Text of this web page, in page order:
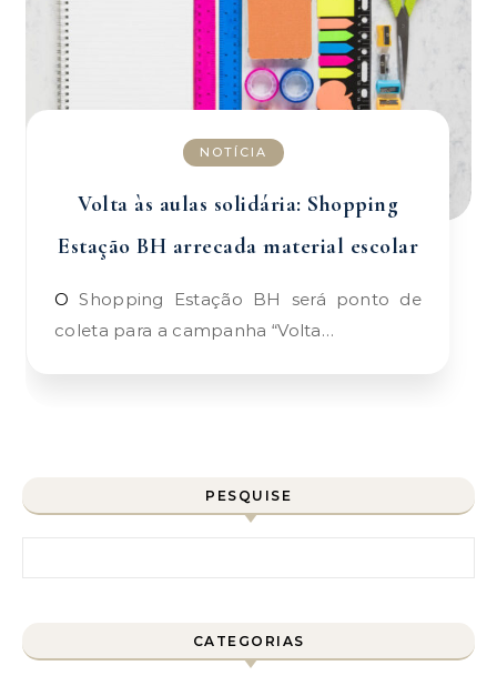
NOTÍCIA
Volta às aulas solidária: Shopping
Estação BH arrecada material escolar
O Shopping Estação BH será ponto de
coleta para a campanha “Volta…
PESQUISE
CATEGORIAS